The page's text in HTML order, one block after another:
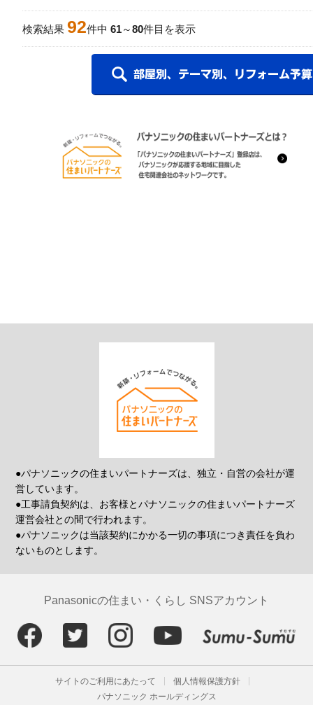
検索結果 92件中 61～80件目を表示
●パナソニックの住まいパートナーズは、独立・自営の会社が運
営しています。
●工事請負契約は、お客様とパナソニックの住まいパートナーズ
運営会社との間で行われます。
●パナソニックは当該契約にかかる一切の事項につき責任を負わ
ないものとします。
Panasonicの住まい・くらし SNSアカウント
サイトのご利用にあたって
個人情報保護方針
パナソニック ホールディングス